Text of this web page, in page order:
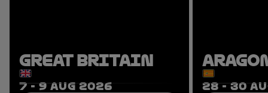
GREAT BRITAIN
7 - 9 AUG 2026 28 - 30